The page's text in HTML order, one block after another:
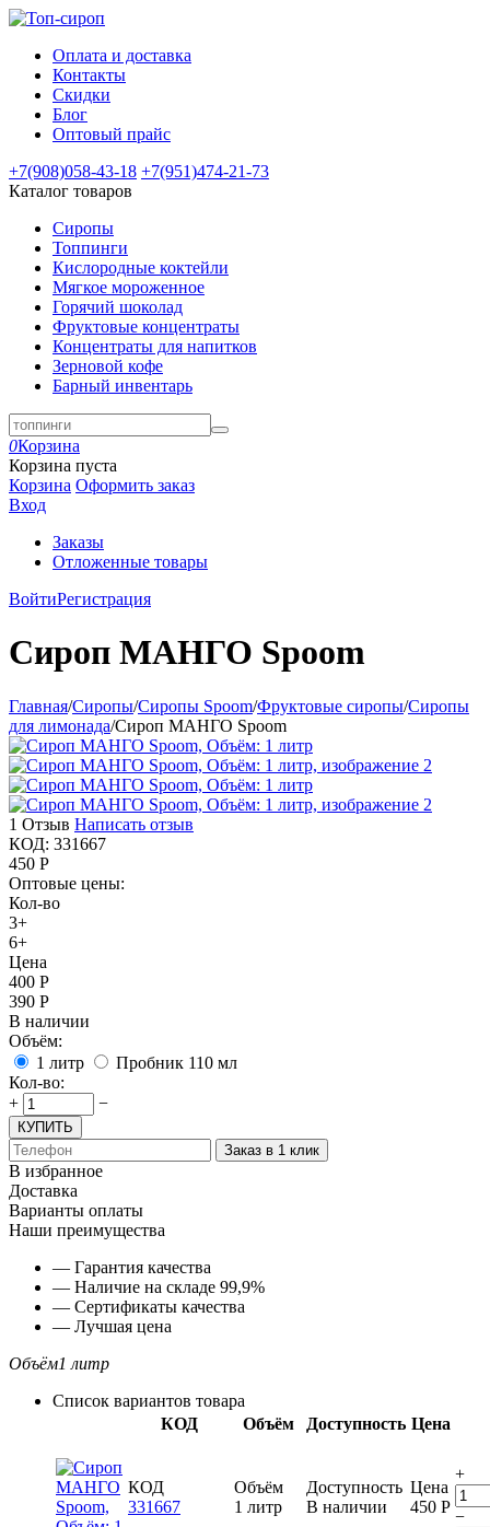
Оплата и доставка
Контакты
Скидки
Блог
Оптовый прайс
+7(908)058-43-18 +7(951)474-21-73
Каталог товаров
Сиропы
Топпинги
Кислородные коктейли
Мягкое мороженное
Горячий шоколад
Фруктовые концентраты
Концентраты для напитков
Зерновой кофе
Барный инвентарь
0Корзина
Корзина пуста
Корзина Оформить заказ
Вход
Заказы
Отложенные товары
ВойтиРегистрация
Сироп МАНГО Spoom
Главная/Сиропы/Сиропы Spoom/Фруктовые сиропы/Сиропы
для лимонада/Сироп МАНГО Spoom
1 Отзыв Написать отзыв
КОД: 331667
450 Р
Оптовые цены:
Кол-во
3+
6+
Цена
400 Р
390 Р
В наличии
Объём:
1 литр
Пробник 110 мл
Кол-во:
+
−
КУПИТЬ
Заказ в 1 клик
В избранное
Доставка
Варианты оплаты
Наши преимущества
— Гарантия качества
— Наличие на складе 99,9%
— Сертификаты качества
— Лучшая цена
Объём1 литр
Список вариантов товара
КОД
Объём Доступность Цена
КОД
331667
Объём
1 литр
Доступность
В наличии
Цена
450 Р
+
−